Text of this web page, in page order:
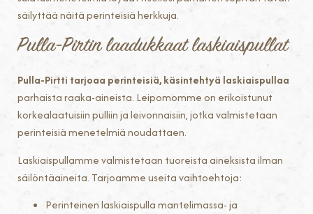
säilyttää näitä perinteisiä herkkuja.
Pulla-Pirtin laadukkaat laskiaispullat
Pulla-Pirtti tarjoaa perinteisiä, käsintehtyä laskiaispullaa
parhaista raaka-aineista. Leipomomme on erikoistunut
korkealaatuisiin pulliin ja leivonnaisiin, jotka valmistetaan
perinteisiä menetelmiä noudattaen.
Laskiaispullamme valmistetaan tuoreista aineksista ilman
säilöntäaineita. Tarjoamme useita vaihtoehtoja:
Perinteinen laskiaispulla mantelimassa- ja